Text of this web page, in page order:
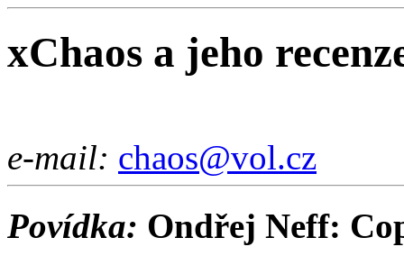
xChaos a jeho
e-mail: chaos@vol.cz
Povídka: Ondřej Neff: